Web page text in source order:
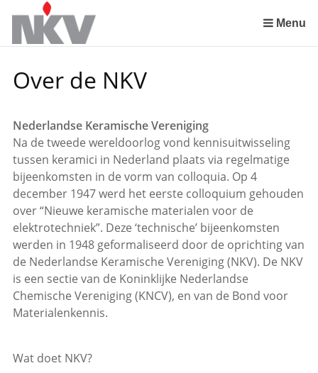
links
over
naar
de
Spring
naar
het
menu
Menu
Over de NKV
Nederlandse Keramische Vereniging
Na de tweede wereldoorlog vond kennisuitwisseling
tussen keramici in Nederland plaats via regelmatige
bijeenkomsten in de vorm van colloquia. Op 4
december 1947 werd het eerste colloquium gehouden
over “Nieuwe keramische materialen voor de
elektrotechniek”. Deze ‘technische’ bijeenkomsten
werden in 1948 geformaliseerd door de oprichting van
de Nederlandse Keramische Vereniging (NKV). De NKV
is een sectie van de Koninklijke Nederlandse
Chemische Vereniging (KNCV), en van de Bond voor
Materialenkennis.
Wat doet NKV?